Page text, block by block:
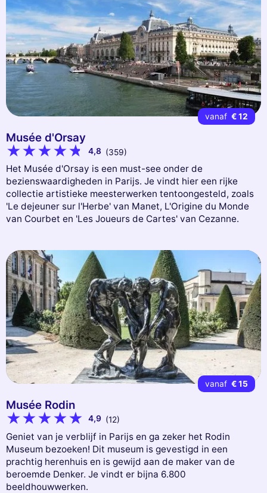
vanaf € 12
Musée d'Orsay
4,8 (359)
Het Musée d'Orsay is een must-see onder de
bezienswaardigheden in Parijs. Je vindt hier een rijke
collectie artistieke meesterwerken tentoongesteld, zoals
'Le dejeuner sur l'Herbe' van Manet, L'Origine du Monde
van Courbet en 'Les Joueurs de Cartes' van Cezanne.
vanaf € 15
Musée Rodin
4,9 (12)
Geniet van je verblijf in Parijs en ga zeker het Rodin
Museum bezoeken! Dit museum is gevestigd in een
prachtig herenhuis en is gewijd aan de maker van de
beroemde Denker. Je vindt er bijna 6.800
beeldhouwwerken.